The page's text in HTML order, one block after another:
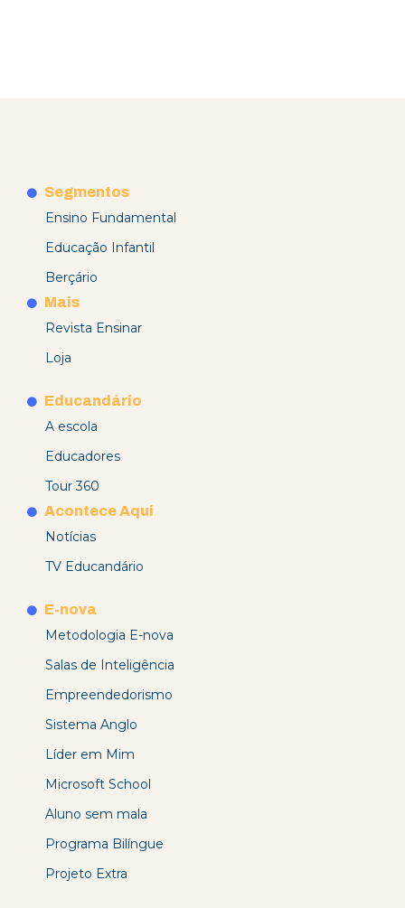
Segmentos
Ensino Fundamental
Educação Infantil
Berçário
Mais
Revista Ensinar
Loja
Educandário
A escola
Educadores
Tour 360
Acontece Aqui
Notícias
TV Educandário
E-nova
Metodologia E-nova
Salas de Inteligência
Empreendedorismo
Sistema Anglo
Líder em Mim
Microsoft School
Aluno sem mala
Programa Bilíngue
Projeto Extra